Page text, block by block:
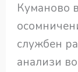
Куманово
службен
анализи